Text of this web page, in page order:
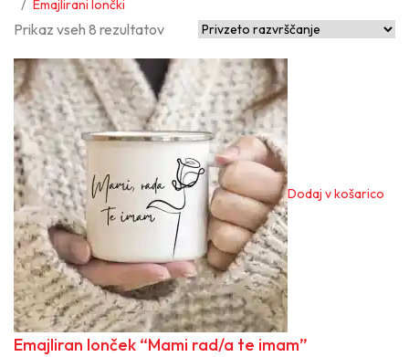
Emajlirani lončki
Prikaz vseh 8 rezultatov
Dodaj v košarico
Emajliran lonček “Mami rad/a te imam”